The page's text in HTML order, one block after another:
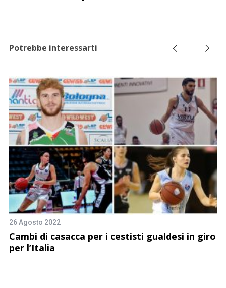
Potrebbe interessarti
26 Agosto 2022
Cambi di casacca per i cestisti gualdesi in giro
per l’Italia